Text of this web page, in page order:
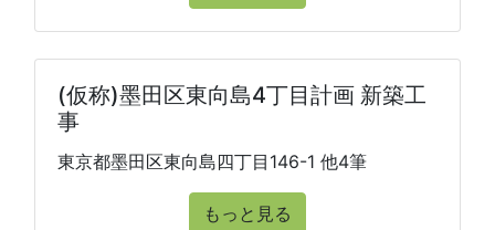
(仮称)墨田区東向島4丁目計画 新築工
事
東京都墨田区東向島四丁目146-1 他4筆
もっと見る